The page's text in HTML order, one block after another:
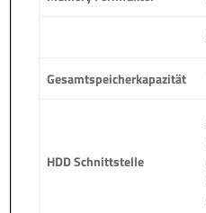
Gesamtspeicherkapazität
HDD Schnittstelle